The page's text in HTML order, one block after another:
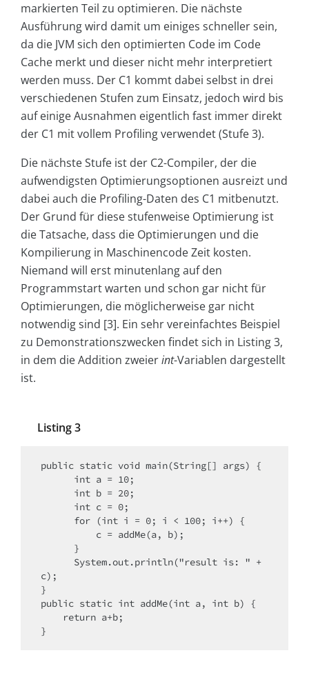
markierten Teil zu optimieren. Die nächste
Ausführung wird damit um einiges schneller sein,
da die JVM sich den optimierten Code im Code
Cache merkt und dieser nicht mehr interpretiert
werden muss. Der C1 kommt dabei selbst in drei
verschiedenen Stufen zum Einsatz, jedoch wird bis
auf einige Ausnahmen eigentlich fast immer direkt
der C1 mit vollem Profiling verwendet (Stufe 3).
Die nächste Stufe ist der C2-Compiler, der die
aufwendigsten Optimierungsoptionen ausreizt und
dabei auch die Profiling-Daten des C1 mitbenutzt.
Der Grund für diese stufenweise Optimierung ist
die Tatsache, dass die Optimierungen und die
Kompilierung in Maschinencode Zeit kosten.
Niemand will erst minutenlang auf den
Programmstart warten und schon gar nicht für
Optimierungen, die möglicherweise gar nicht
notwendig sind [3]. Ein sehr vereinfachtes Beispiel
zu Demonstrationszwecken findet sich in Listing 3,
in dem die Addition zweierint-Variablen dargestellt
ist.
Listing 3
public static void main(String[] args) {​
c);​
}​
public static int addMe(int a, int b) {​
}